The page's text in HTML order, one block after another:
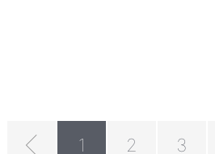
1 2 3